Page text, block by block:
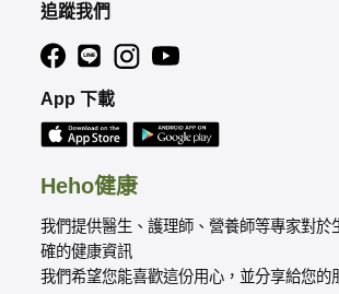
Heho健康
我們提供醫生、護理師、營養師等專家對於
確的健康資訊
我們希望您能喜歡這份用心，並分享給您的
追蹤我們
App 下載